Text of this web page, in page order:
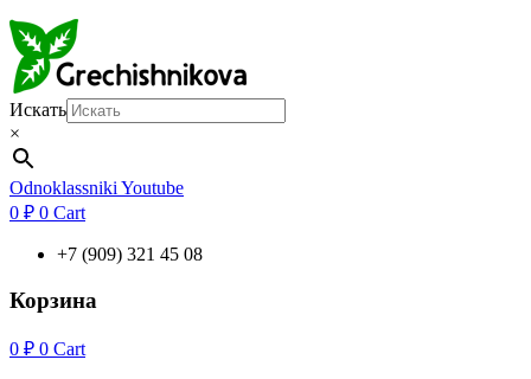
Искать
×
Odnoklassniki Youtube
0 ₽ 0 Cart
+7 (909) 321 45 08
Корзина
0 ₽ 0 Cart